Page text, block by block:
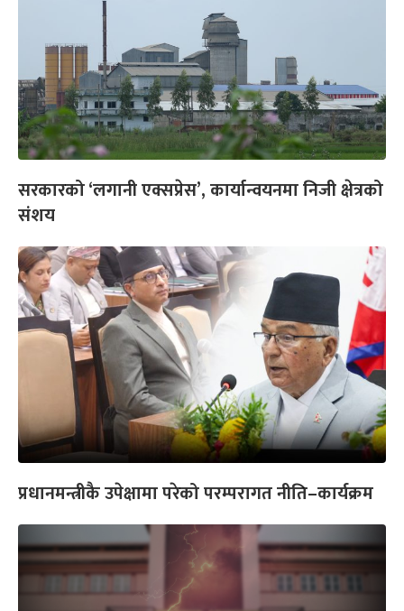
सरकारको ‘लगानी एक्सप्रेस’, कार्यान्वयनमा निजी क्षेत्रको
संशय
प्रधानमन्त्रीकै उपेक्षामा परेको परम्परागत नीति–कार्यक्रम